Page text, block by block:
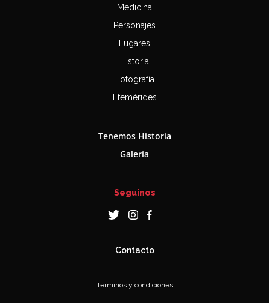
Medicina
Personajes
Lugares
Historia
Fotografía
Efemérides
Tenemos Historia
Galería
Seguinos
Contacto
Términos y condiciones